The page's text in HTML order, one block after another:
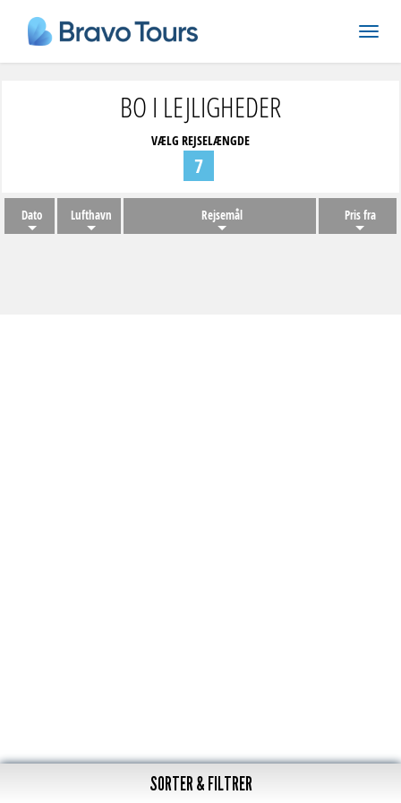
BO I LEJLIGHEDER
VÆLG REJSELÆNGDE
7
Dato Lufthavn Rejsemål Pris fra
SORTER & FILTRER